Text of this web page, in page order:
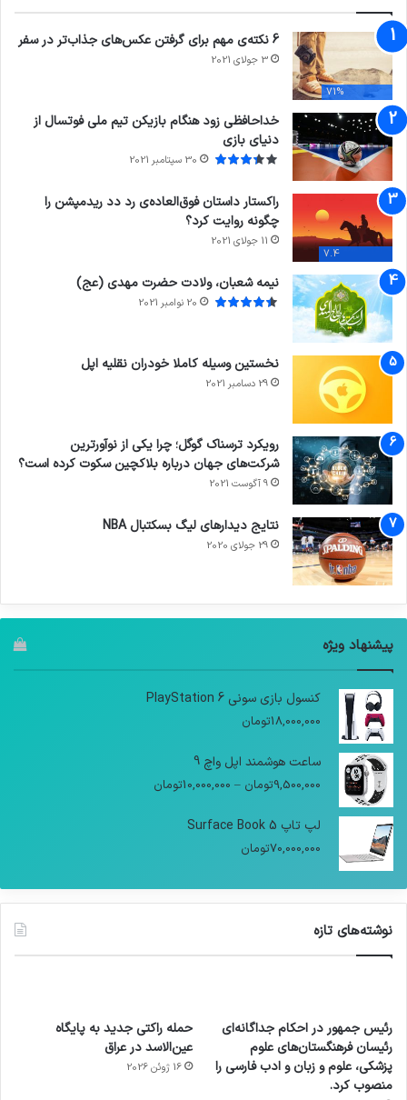
71%
6 نکته‌ی مهم برای گرفتن عکس‌های جذاب‌تر در سفر
3 جولای 2021
خداحافظی زود هنگام بازیکن تیم ملی فوتسال از
دنیای بازی
30 سپتامبر 2021
7.4
راکستار داستان فوق‌العاده‌ی رد دد ریدمپشن را
چگونه روایت کرد؟
11 جولای 2021
نیمه شعبان، ولادت حضرت مهدی (عج)
20 نوامبر 2021
نخستین وسیله کاملا خودران نقلیه اپل
29 دسامبر 2021
رویکرد ترسناک گوگل؛ چرا یکی از نوآورترین
شرکت‌های جهان درباره بلاکچین سکوت کرده است؟
9 آگوست 2021
نتایج دیدار‌های لیگ بسکتبال NBA
29 جولای 2020
پیشنهاد ویژه
کنسول بازی سونی PlayStation 6
18,000,000تومان
ساعت هوشمند اپل واچ 9
9,500,000تومان –
10,000,000تومان
لپ تاپ Surface Book 5
70,000,000تومان
نوشته‌های تازه
رئیس جمهور در احکام جداگانه‌ای
رئیسان فرهنگستان‌های علوم
پزشکی، علوم و زبان و ادب فارسی را
منصوب کرد.
حمله راکتی جدید به پایگاه
عین‌الاسد در عراق
16 ژوئن 2026